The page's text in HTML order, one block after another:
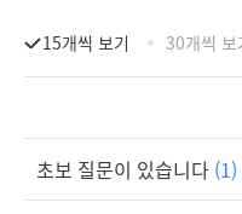
15개씩 보기 30개씩 보
초보 질문이 있습니다 (1)